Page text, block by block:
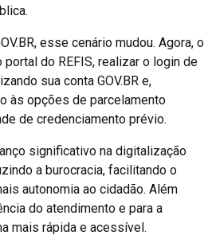
esse cenário mudou. Agora, o
do REFIS, realizar o login de
sua conta GOV.BR e,
às opções de parcelamento
de credenciamento prévio.
significativo na digitalização
a burocracia, facilitando o
autonomia ao cidadão. Além
do atendimento e para a
mais rápida e acessível.